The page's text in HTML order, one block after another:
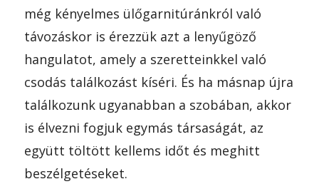
még kényelmes ülőgarnitúránkról való
távozáskor is érezzük azt a lenyűgöző
hangulatot, amely a szeretteinkkel való
csodás találkozást kíséri. És ha másnap újra
találkozunk ugyanabban a szobában, akkor
is élvezni fogjuk egymás társaságát, az
együtt töltött kellems időt és meghitt
beszélgetéseket.